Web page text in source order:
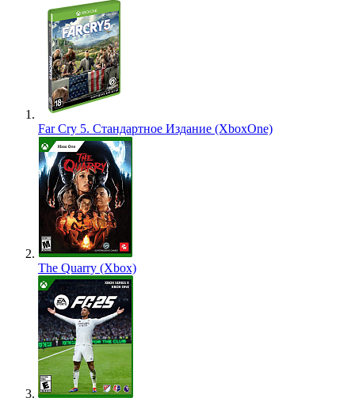
Far Cry 5. Стандартное Издание (XboxOne)
The Quarry (Xbox)